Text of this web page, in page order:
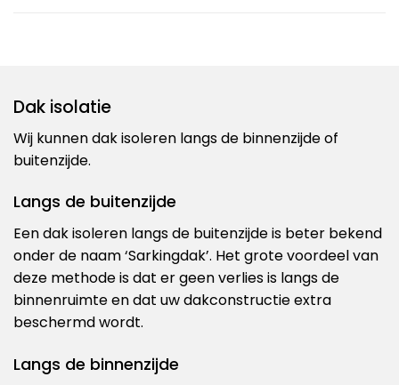
Dak isolatie
Wij kunnen dak isoleren langs de binnenzijde of
buitenzijde.
Langs de buitenzijde
Een dak isoleren langs de buitenzijde is beter bekend
onder de naam ‘Sarkingdak’. Het grote voordeel van
deze methode is dat er geen verlies is langs de
binnenruimte en dat uw dakconstructie extra
beschermd wordt.
Langs de binnenzijde